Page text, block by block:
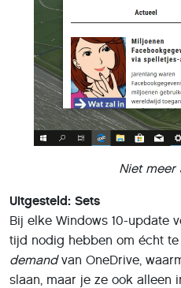
Niet meer
Uitgesteld: Sets
Bij elke Windows 10-update
tijd nodig hebben om écht
demandvan OneDrive,
slaan, maar je ze ook alleen